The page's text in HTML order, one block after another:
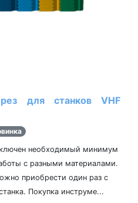
для станков VHF
необходимый минимум
с разными материалами.
приобрести один раз с
Покупка инструме...